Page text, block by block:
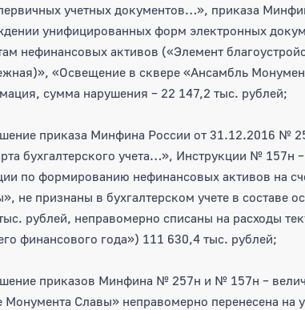
учетных документов…», приказа
унифицированных форм электронных
нефинансовых активов («Элемент
«Освещение в сквере «Ансамбль
сумма нарушения – 22 147,2 тыс. рублей;
приказа Минфина России от 31.12.2016 №
бухгалтерского учета…», Инструкции № 157н
по формированию нефинансовых активов на
не признаны в бухгалтерском учете в составе
рублей, неправомерно списаны на расходы
финансового года») 111 630,4 тыс. рублей;
приказов Минфина № 257н и № 157н –
Монумента Славы» неправомерно перенесена на